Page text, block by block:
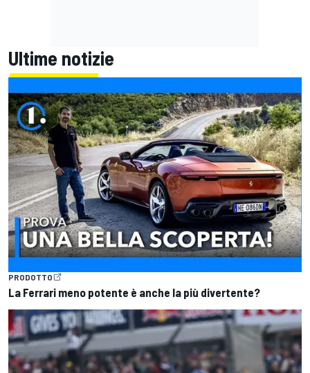
Ultime notizie
PRODOTTO
La Ferrari meno potente è anche la più divertente?